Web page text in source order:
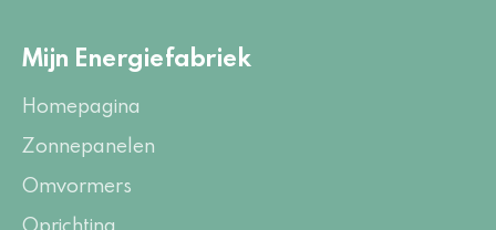
Mijn Energiefabriek
Homepagina
Zonnepanelen
Omvormers